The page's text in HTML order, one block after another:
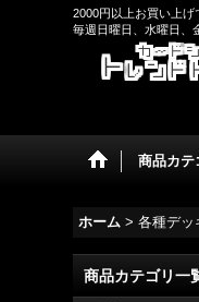
2000円以上お買い上げ
毎週日曜日、水曜日、
商品カテ
ホーム > 各種デッ
商品カテゴリ一